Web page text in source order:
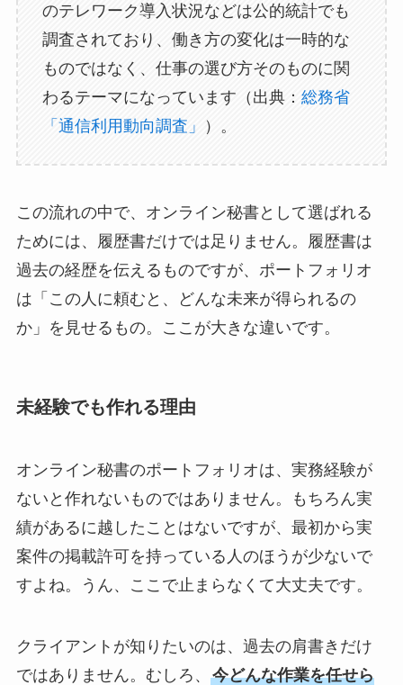
のテレワーク導入状況などは公的統計でも
調査されており、働き方の変化は一時的な
ものではなく、仕事の選び方そのものに関
わるテーマになっています（出典： 総務省
「通信利用動向調査」
）。
この流れの中で、オンライン秘書として選ばれる
ためには、履歴書だけでは足りません。履歴書は
過去の経歴を伝えるものですが、ポートフォリオ
は「この人に頼むと、どんな未来が得られるの
か」を見せるもの。ここが大きな違いです。
未経験でも作れる理由
オンライン秘書のポートフォリオは、実務経験が
ないと作れないものではありません。もちろん実
績があるに越したことはないですが、最初から実
案件の掲載許可を持っている人のほうが少ないで
すよね。うん、ここで止まらなくて大丈夫です。
クライアントが知りたいのは、過去の肩書きだけ
ではありません。むしろ、 今どんな作業を任せら